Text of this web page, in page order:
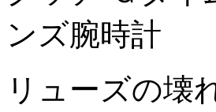
ンズ腕時計
リューズの壊